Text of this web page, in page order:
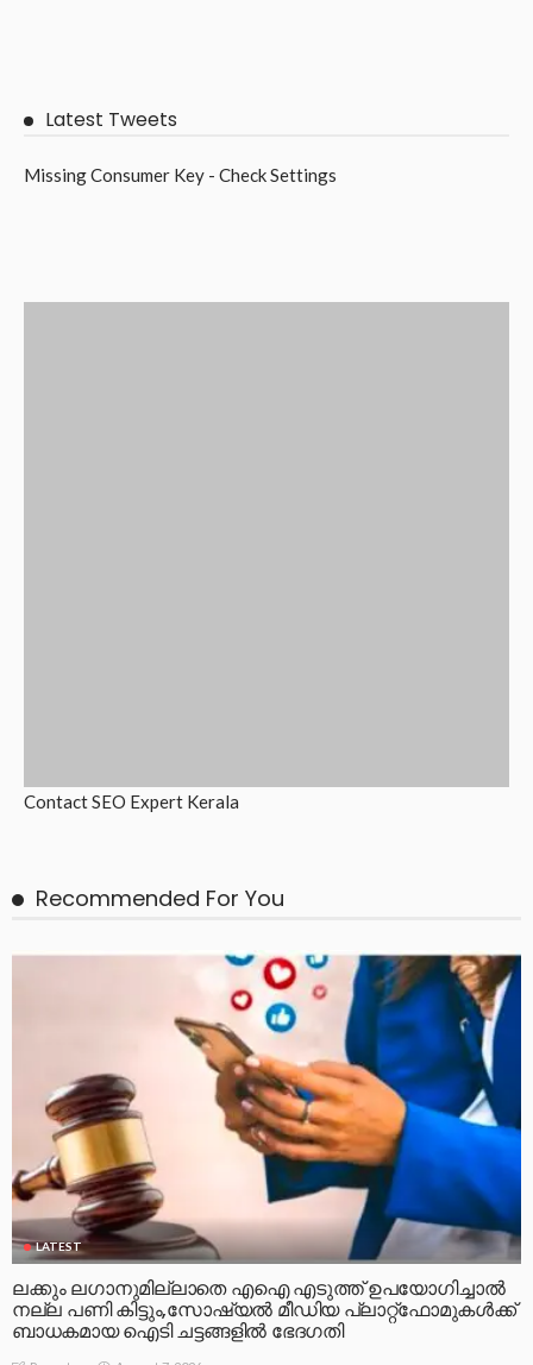
Latest Tweets
Missing Consumer Key - Check Settings
ContactSEO Expert Kerala
Recommended For You
LATEST
ലക്കും ലഗാനുമില്ലാതെ എഐ എടുത്ത് ഉപയോഗിച്ചാല്‍
നല്ല പണി കിട്ടും,സോഷ്യല്‍ മീഡിയ പ്ലാറ്റ്‌ഫോമുകള്‍ക്ക്
ബാധകമായ ഐടി ചട്ടങ്ങളില്‍ ഭേദഗതി